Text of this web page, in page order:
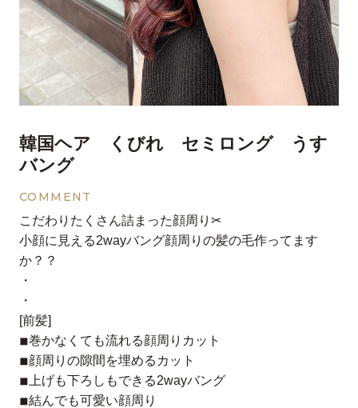
韓国ヘア くびれ セミロング うす
バング
COMMENT
こだわりたくさん詰まった顔周り✂︎
小顔に見える2wayバング顔周りの髪の毛作ってます
か？？
・
・
[前髪]
◾︎巻かなくても流れる顔周りカット
◾︎顔周りの隙間を埋めるカット
◾︎上げも下ろしもできる2wayバング
◾︎結んでも可愛い顔周り